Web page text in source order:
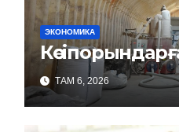
ЭКОНОМИКА
ТАМ 6, 2026